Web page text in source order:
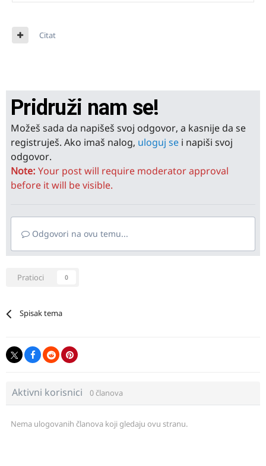
Citat
Pridruži nam se!
Možeš sada da napišeš svoj odgovor, a kasnije da se
registruješ. Ako imaš nalog, uloguj se i napiši svoj
odgovor.
Note: Your post will require moderator approval
before it will be visible.
Odgovori na ovu temu...
Pratioci 0
Spisak tema
Aktivni korisnici 0 članova
Nema ulogovanih članova koji gledaju ovu stranu.